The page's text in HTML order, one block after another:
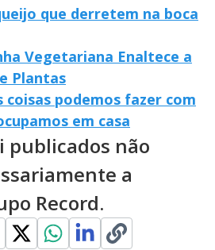
que derretem na boca
Vegetariana Enaltece a
Plantas
coisas podemos fazer com
em casa
publicados não
a
Record.